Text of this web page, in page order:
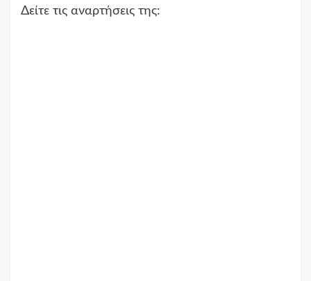
Δείτε τις αναρτήσεις της: